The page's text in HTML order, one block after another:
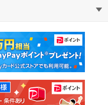
中古マンション
中古一戸建て
土地
教えて！住まいの先生